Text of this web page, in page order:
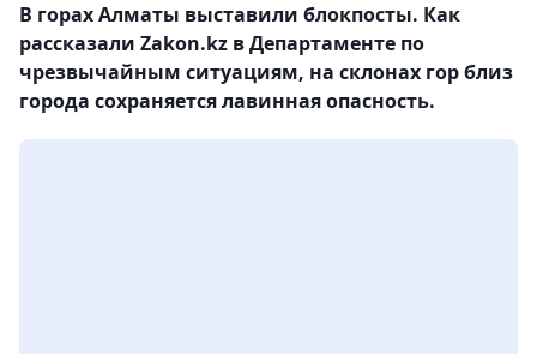
В горах Алматы выставили блокпосты. Как
рассказали Zakon.kz в Департаменте по
чрезвычайным ситуациям, на склонах гор близ
города сохраняется лавинная опасность.